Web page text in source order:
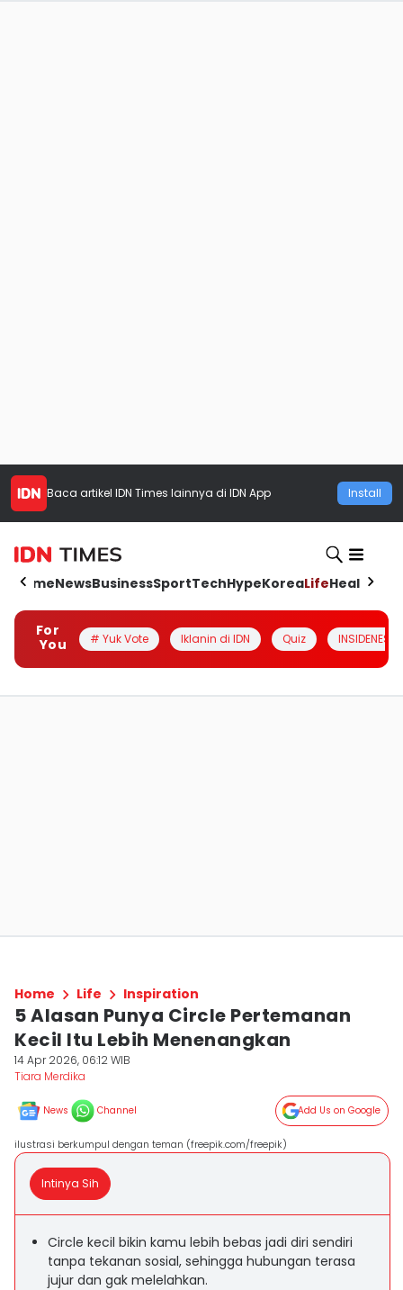
Baca artikel IDN Times lainnya di IDN App Install
HomeNewsBusinessSportTechHypeKoreaLifeHealth
For
You
# Yuk Vote Iklanin di IDN Quiz INSIDENESIA
Home Life Inspiration
5 Alasan Punya Circle Pertemanan
Kecil Itu Lebih Menenangkan
14 Apr 2026, 06:12 WIB
Tiara Merdika
News Channel Add Us on Google
ilustrasi berkumpul dengan teman (freepik.com/freepik)
Intinya Sih
Circle kecil bikin kamu lebih bebas jadi diri sendiri
tanpa tekanan sosial, sehingga hubungan terasa
jujur dan gak melelahkan.